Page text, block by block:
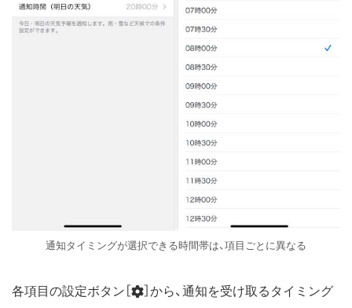
通知タイミングが選択できる時間帯は、項目ごとに異なる
各項目の設定ボタン［
］から、通知を受け取るタイミング